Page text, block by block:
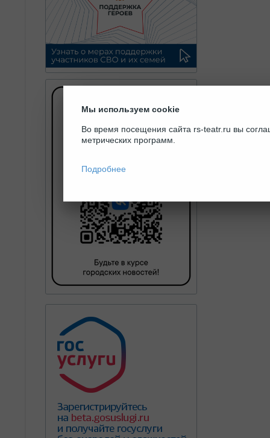
Мы используем cookie
Во время посещения сайта rs-teatr.ru вы
метрических программ.
Подробнее